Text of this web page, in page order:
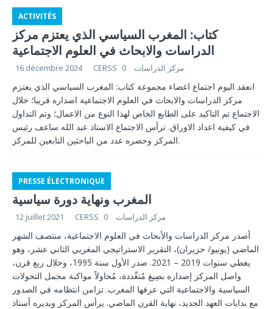
ACTIVITÉS
كتاب: المغرب السياسي الذي يعتزم مركز
الدراسات والابحاث في العلوم الاجتماعية
16 décembre 2024 CERSS مركز الدراسات 0
انعقد اليوم اجتماع اعضاء مجموعة كتاب: المغرب السياسي الذي يعتزم
مركز الدراسات والابحاث في العلوم الاجتماعية اصداره قريبا؛ خلال
الاجتماع تم التاكيد على الطابع الخاص لهذا النوع من الاعمال؛ وتم التداول
في كيفية اعداد الاوراق. ترأس الاجتماع الاستاذ عبد الله ساعف رئيس
المركز وحضره عدد من الباحثين التابعين للمركز.
PRESSE ÉLECTRONIQUE
المغرب ونهاية دورة سياسية
12 juillet 2021 CERSS مركز الدراسات 0
أصدر مركز الدراسات والأبحاث في العلوم الاجتماعية، منتصف الشهر
الماضي (يونيو/ حزيران)، التقرير الاستراتيجي المغربي الثاني عشر، وهو
يغطي سنوات 2019 – 2021. صدر الأول سنة 1995، وخلال ربع قرن،
واصل المركز إصداره بصِيغ مُتعِّددة، مُحاولاً مواكبة مجمل التحولات
السياسية والاجتماعية التي عرفها المغرب. تزامن انتظامه في الصدور
مع بدايات العهد الجديد، نهاية القرن الماضي. يرأس المركز ويديره أستاذ